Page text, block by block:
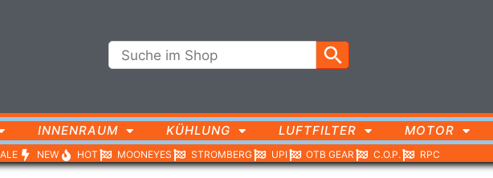
INNENRAUM KÜHLUNG LUFTFILTER MOTOR
NEW HOT MOONEYES STROMBERG UPI OTB GEAR C.O.P. RPC